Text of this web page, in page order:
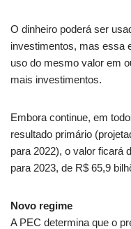
O dinheiro poderá ser
investimentos, mas essa
uso do mesmo valor em
mais investimentos.
Embora continue, em
resultado primário
para 2022), o valor ficará
para 2023, de R$ 65,9
Novo regime
A PEC determina que o